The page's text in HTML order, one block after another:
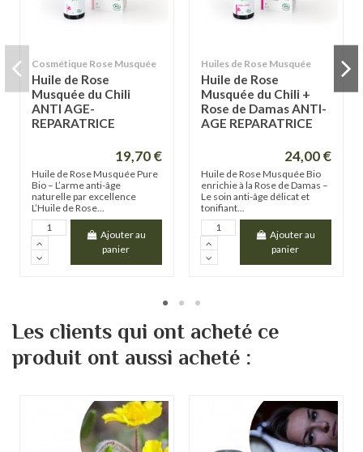
Cosmétique Rose Musquée
Huile de Rose
Musquée du Chili
ANTI AGE-
REPARATRICE
19,70 €
Huile de Rose Musquée Pure
Bio – L’arme anti-âge
naturelle par excellence
L’Huile de Rose...
Ajouter au
panier
Huiles de Rose Musquée
Huile de Rose
Musquée du Chili +
Rose de Damas ANTI-
AGE REPARATRICE
24,00 €
Huile de Rose Musquée Bio
enrichie à la Rose de Damas –
Le soin anti-âge délicat et
tonifiant...
Ajouter au
panier
Les clients qui ont acheté ce
produit ont aussi acheté :